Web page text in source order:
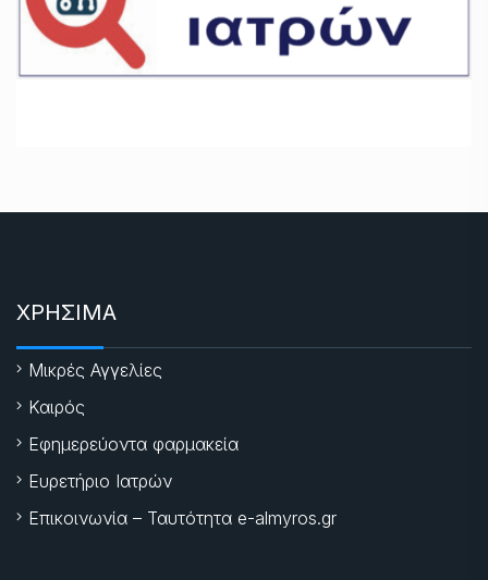
ΧΡΗΣΙΜΑ
Μικρές Αγγελίες
Καιρός
Εφημερεύοντα φαρμακεία
Ευρετήριο Ιατρών
Επικοινωνία – Ταυτότητα e-almyros.gr